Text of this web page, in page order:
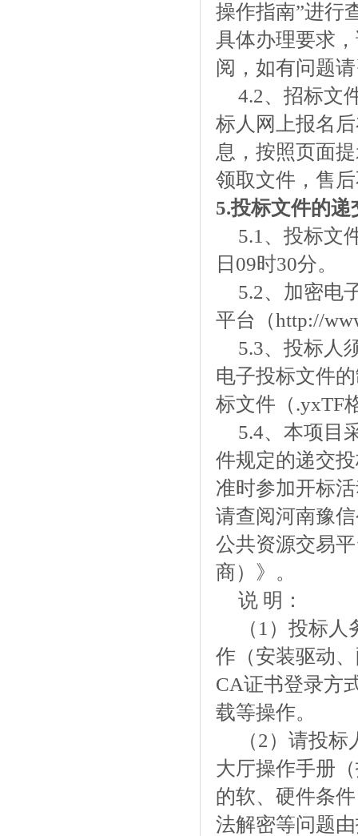
操作指南”进行
具体办理要求
阅，如有问题
4.2、招标文
标人 网上报名
息，按照页面
领取文件，售
5.投标文件的递
5.1、投标文
日09时30分。
5.2、加密电
平台（http://
5.3、投标人
电子投标文件
标文件（.yxTF
5.4、本项目
件规定的递交
准时参加开标
请查阅河南豫
公共资源交易
商）》。
说明：
（1）投标人
作（安装驱动
CA证书登录方
载等操作。
（2）请投
大厅操作手册
的软、硬件条
法解密等问题